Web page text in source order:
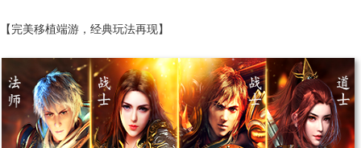
【完美移植端游，经典玩法再现】